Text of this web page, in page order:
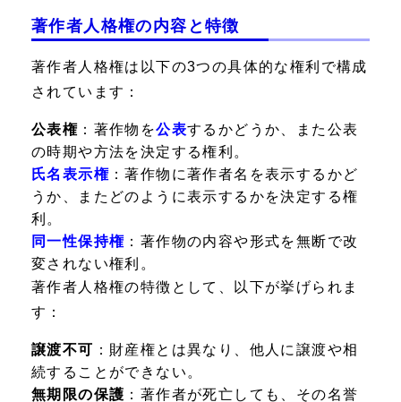
著作者人格権の内容と特徴
著作者人格権は以下の3つの具体的な権利で構成
されています：
公表権 ：著作物を公表するかどうか、また公表
の時期や方法を決定する権利。
氏名表示権 ：著作物に著作者名を表示するかど
うか、またどのように表示するかを決定する権
利。
同一性保持権 ：著作物の内容や形式を無断で改
変されない権利。
著作者人格権の特徴として、以下が挙げられま
す：
譲渡不可 ：財産権とは異なり、他人に譲渡や相
続することができない。
無期限の保護 ：著作者が死亡しても、その名誉